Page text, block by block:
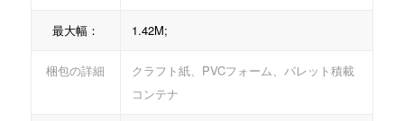
最大幅： 1.42M;
梱包の詳細
クラフト紙、PVCフォーム、パレット積載
コンテナ